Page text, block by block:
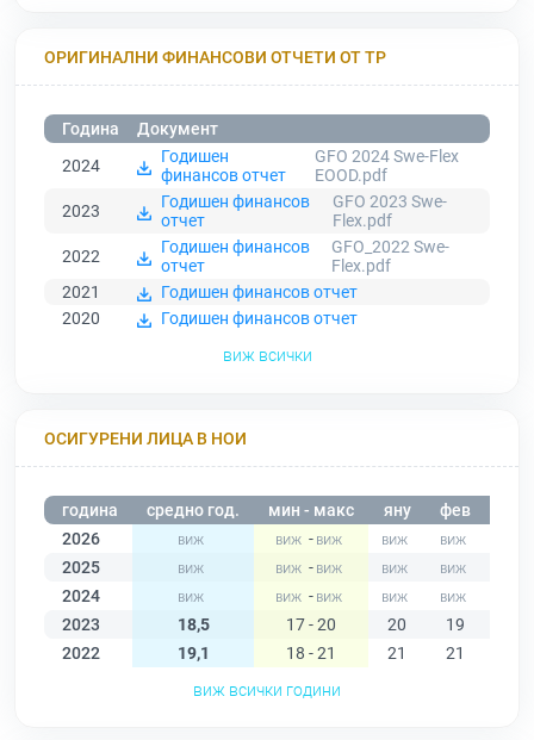
ОРИГИНАЛНИ ФИНАНСОВИ ОТЧЕТИ ОТ ТР
Година
Документ
2024
Годишен
финансов отчет
GFO 2024 Swe-Flex
EOOD.pdf
2023
Годишен финансов
отчет
GFO 2023 Swe-
Flex.pdf
2022
Годишен финансов
отчет
GFO_2022 Swe-
Flex.pdf
2021
Годишен финансов отчет
2020
Годишен финансов отчет
виж всички
ОСИГУРЕНИ ЛИЦА В НОИ
година средно год. мин - макс яну фев
2026
-
2025
-
2024
-
2023
18,5 17 - 20 20 19
2022
19,1 18 - 21 21 21
виж всички години